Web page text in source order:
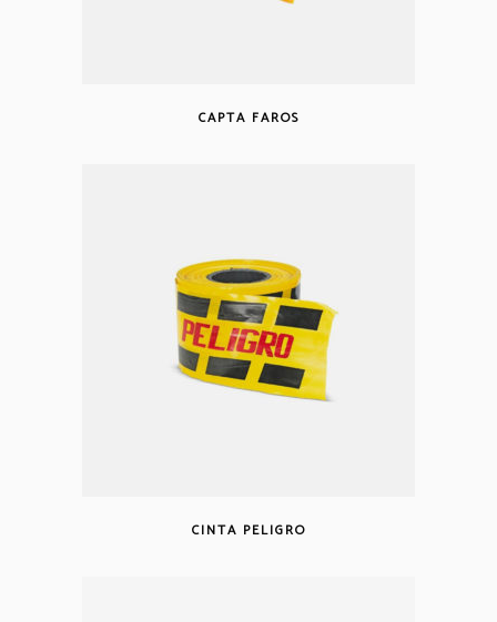
CAPTA FAROS
CINTA PELIGRO